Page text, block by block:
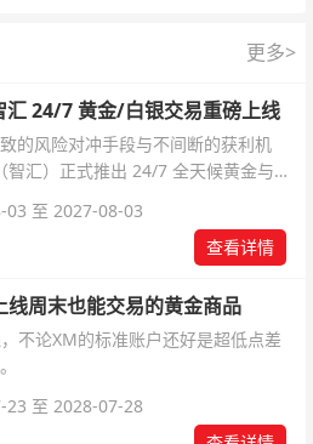
更多>
24/7 黄金/白银交易重磅上线
的风险对冲手段与不间断的获利机
汇）正式推出 24/7 全天候黄金与白
易细则。
03 至 2027-08-03
查看详情
周末也能交易的黄金商品
不论XM的标准账户还好是超低点差
23 至 2028-07-28